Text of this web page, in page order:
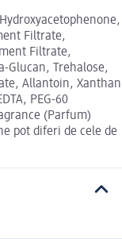
Filtrate,
Filtrate,
Glucan, Trehalose,
Allantoin, Xanthan
PEG-60
(Parfum)
pot diferi de cele de